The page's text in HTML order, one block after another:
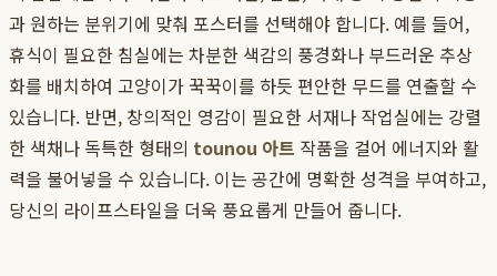
과 원하는 분위기에 맞춰 포스터를 선택해야 합니다. 예를 들어,
휴식이 필요한 침실에는 차분한 색감의 풍경화나 부드러운 추상
화를 배치하여 고양이가 꾹꾹이를 하듯 편안한 무드를 연출할 수
있습니다. 반면, 창의적인 영감이 필요한 서재나 작업실에는 강렬
한 색채나 독특한 형태의 tounou 아트 작품을 걸어 에너지와 활
력을 불어넣을 수 있습니다. 이는 공간에 명확한 성격을 부여하고,
당신의 라이프스타일을 더욱 풍요롭게 만들어 줍니다.